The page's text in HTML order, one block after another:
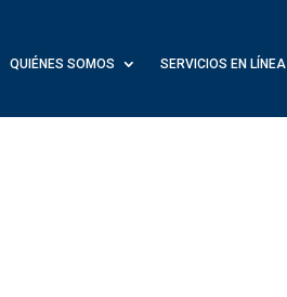
QUIÉNES SOMOS SERVICIOS EN LÍNEA